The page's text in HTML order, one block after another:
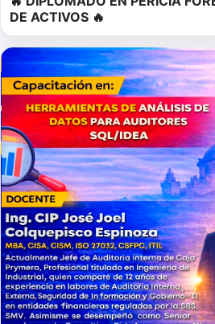
DE ACTIVOS 🔥